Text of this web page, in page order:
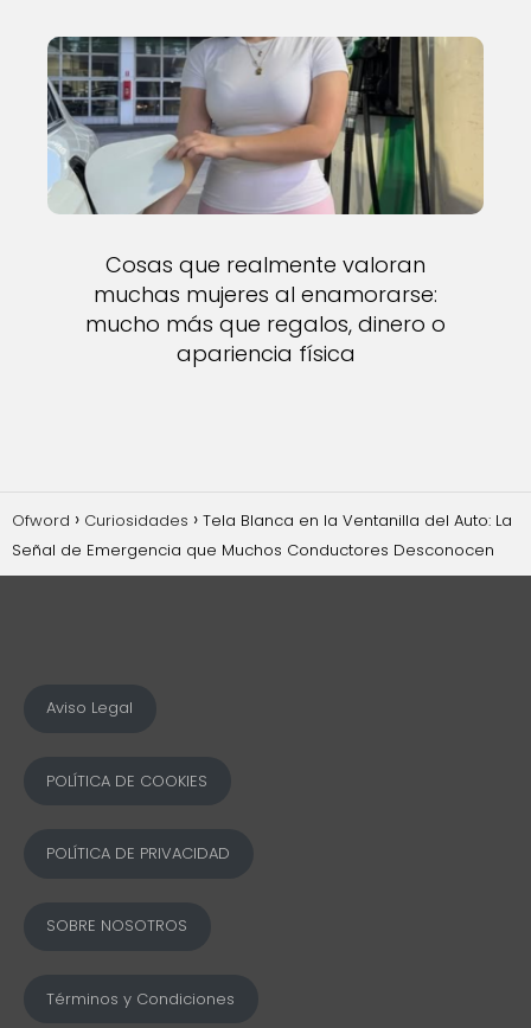
Cosas que realmente valoran
muchas mujeres al enamorarse:
mucho más que regalos, dinero o
apariencia física
Ofword Curiosidades
Tela Blanca en la Ventanilla del Auto: La
Señal de Emergencia que Muchos Conductores Desconocen
Aviso Legal
POLÍTICA DE COOKIES
POLÍTICA DE PRIVACIDAD
SOBRE NOSOTROS
Términos y Condiciones